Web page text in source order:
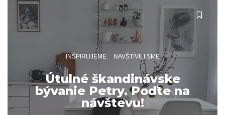
INŠPIRUJEME NAVŠTÍVILI SME
Útulné škandinávske
bývanie Petry. Poďte na
návštevu!